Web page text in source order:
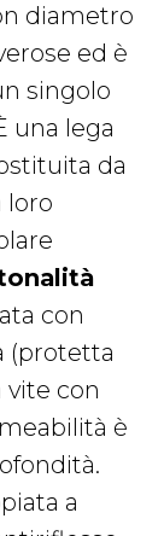
diametro
ed è
singolo
una lega
da
loro
con
(protetta
vite con
è
a